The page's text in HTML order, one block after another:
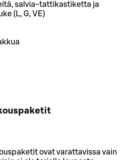
salvia-tattikastiketta ja
(L, G, VE)
ovat varattavissa vain